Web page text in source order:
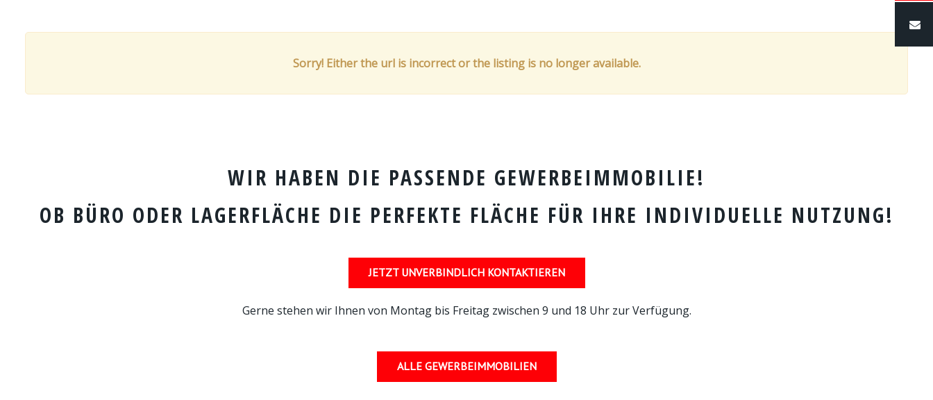
Sorry! Either the url is incorrect or the listing is no longer available.
WIR HABEN DIE PASSENDE GEWERBEIMMOBILIE!
OB BÜRO ODER LAGERFLÄCHE DIE PERFEKTE FLÄCHE FÜR IHRE INDIVIDUELLE NUTZUNG!
JETZT UNVERBINDLICH KONTAKTIEREN
Gerne stehen wir Ihnen von Montag bis Freitag zwischen 9 und 18 Uhr zur Verfügung.
ALLE GEWERBEIMMOBILIEN